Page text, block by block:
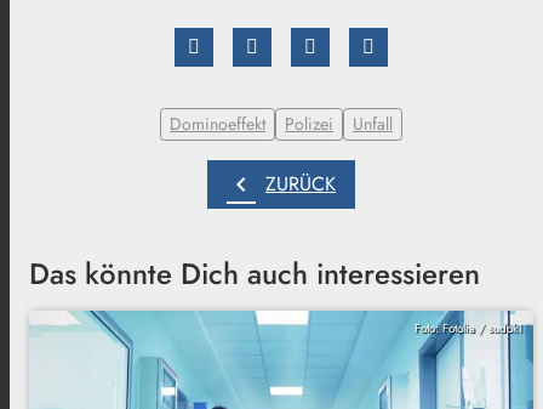
Dominoeffekt Polizei Unfall
chevron_left ZURÜCK
Das könnte Dich auch interessieren
Foto: Fotolia / sudok1